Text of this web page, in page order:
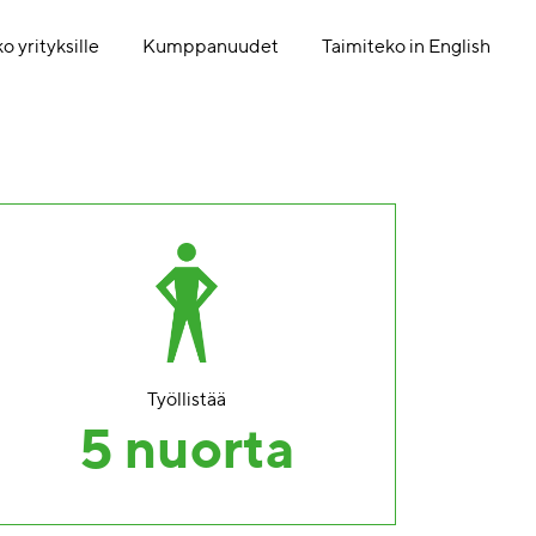
yrityksille Kumppanuudet Taimiteko in English
Työllistää
5 nuorta